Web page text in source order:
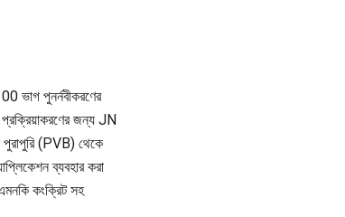
ভাগ পুনর্নবীকরণের
প্রক্রিয়াকরণের জন্য JN
পুরাপুরি (PVB) থেকে
ব্যবহার করা
কংক্রিট সহ